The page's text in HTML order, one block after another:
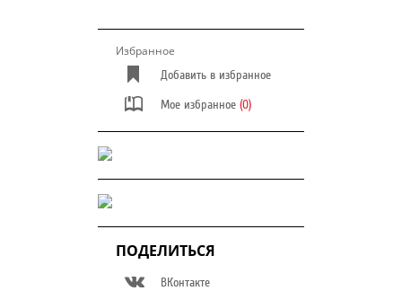
Избранное
Добавить в избранное
Мое избранное (0)
ПОДЕЛИТЬСЯ
ВКонтакте